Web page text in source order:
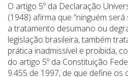
O artigo 5º da Declaração
(1948) afirma que “ninguém
a tratamento desumano ou
legislação brasileira, também
prática inadmissível e proibida,
do artigo 5º da Constituição
9.455 de 1997, de que define os